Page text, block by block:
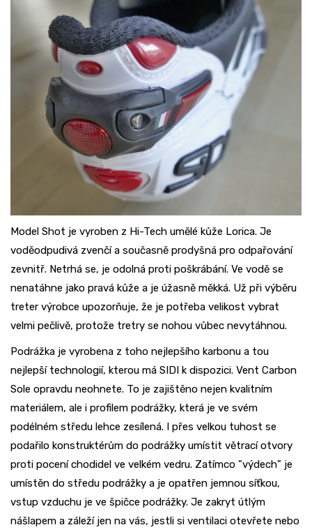
Model Shot je vyroben z Hi-Tech umělé kůže Lorica. Je
voděodpudivá zvenčí a současně prodyšná pro odpařování
zevnitř. Netrhá se, je odolná proti poškrábání. Ve vodě se
nenatáhne jako pravá kůže a je úžasně měkká. Už při výběru
treter výrobce upozorňuje, že je potřeba velikost vybrat
velmi pečlivě, protože tretry se nohou vůbec nevytáhnou.
Podrážka je vyrobena z toho nejlepšího karbonu a tou
nejlepší technologií, kterou má SIDI k dispozici. Vent Carbon
Sole opravdu neohnete. To je zajištěno nejen kvalitním
materiálem, ale i profilem podrážky, která je ve svém
podélném středu lehce zesílená. I přes velkou tuhost se
podařilo konstruktérům do podrážky umístit větrací otvory
proti pocení chodidel ve velkém vedru. Zatímco "výdech" je
umístěn do středu podrážky a je opatřen jemnou síťkou,
vstup vzduchu je ve špičce podrážky. Je zakryt útlým
nášlapem a záleží jen na vás, jestli si ventilaci otevřete nebo